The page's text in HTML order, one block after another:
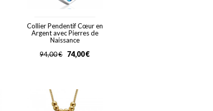
Collier Pendentif Cœur en
Argent avec Pierres de
Naissance
€
94,00 €
74,00